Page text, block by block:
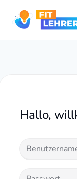
Inhalt
Hallo,